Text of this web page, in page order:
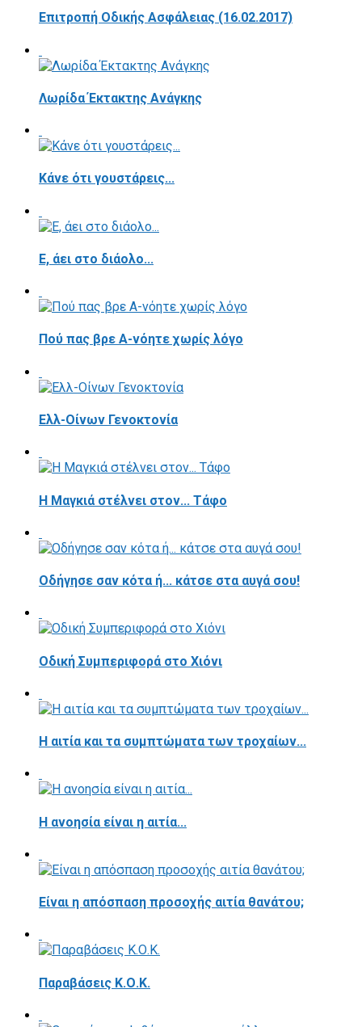
Επιτροπή Οδικής Ασφάλειας (16.02.2017)
Λωρίδα Έκτακτης Ανάγκης
Κάνε ότι γουστάρεις...
E, άει στο διάολο...
Πού πας βρε Α-νόητε χωρίς λόγο
Ελλ-Οίνων Γενοκτονία
H Μαγκιά στέλνει στον... Τάφο
Οδήγησε σαν κότα ή... κάτσε στα αυγά σου!
Οδική Συμπεριφορά στο Χιόνι
Η αιτία και τα συμπτώματα των τροχαίων...
Η ανοησία είναι η αιτία...
Είναι η απόσπαση προσοχής αιτία θανάτου;
Παραβάσεις Κ.Ο.Κ.